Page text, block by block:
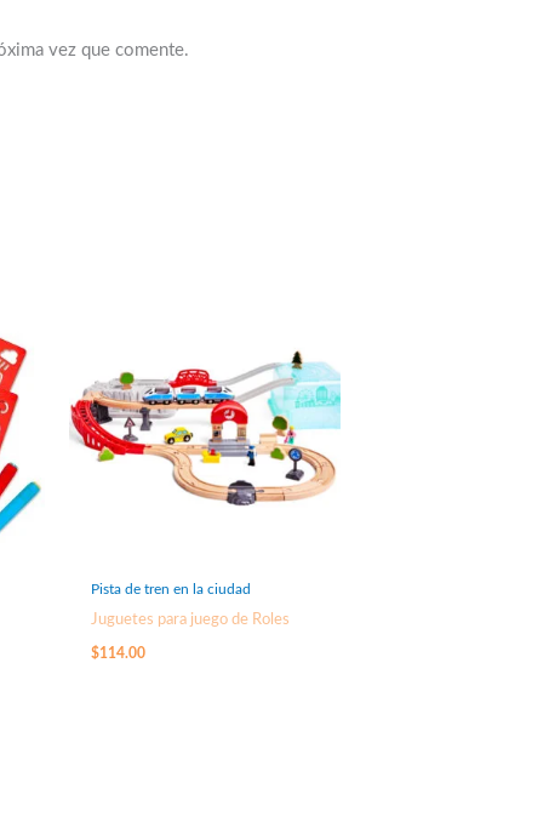
vez que comente.
Pista de tren en la ciudad
Juguetes para juego de Roles
$114.00